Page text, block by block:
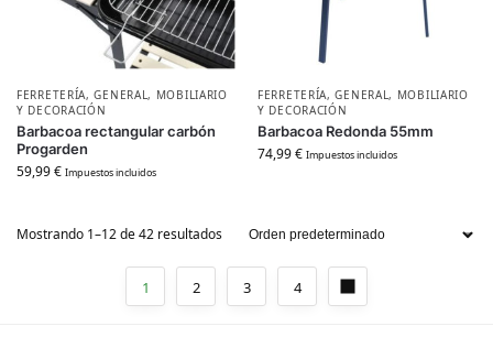
FERRETERÍA,GENERAL, MOBILIARIO
Y DECORACIÓN
Barbacoa rectangular carbón
Progarden
59,99€ Impuestos incluidos
FERRETERÍA,GENERAL, MOBILIARIO
Y DECORACIÓN
Barbacoa Redonda 55mm
74,99€ Impuestos incluidos
Mostrando 1–12 de 42 resultados
1 2 3 4